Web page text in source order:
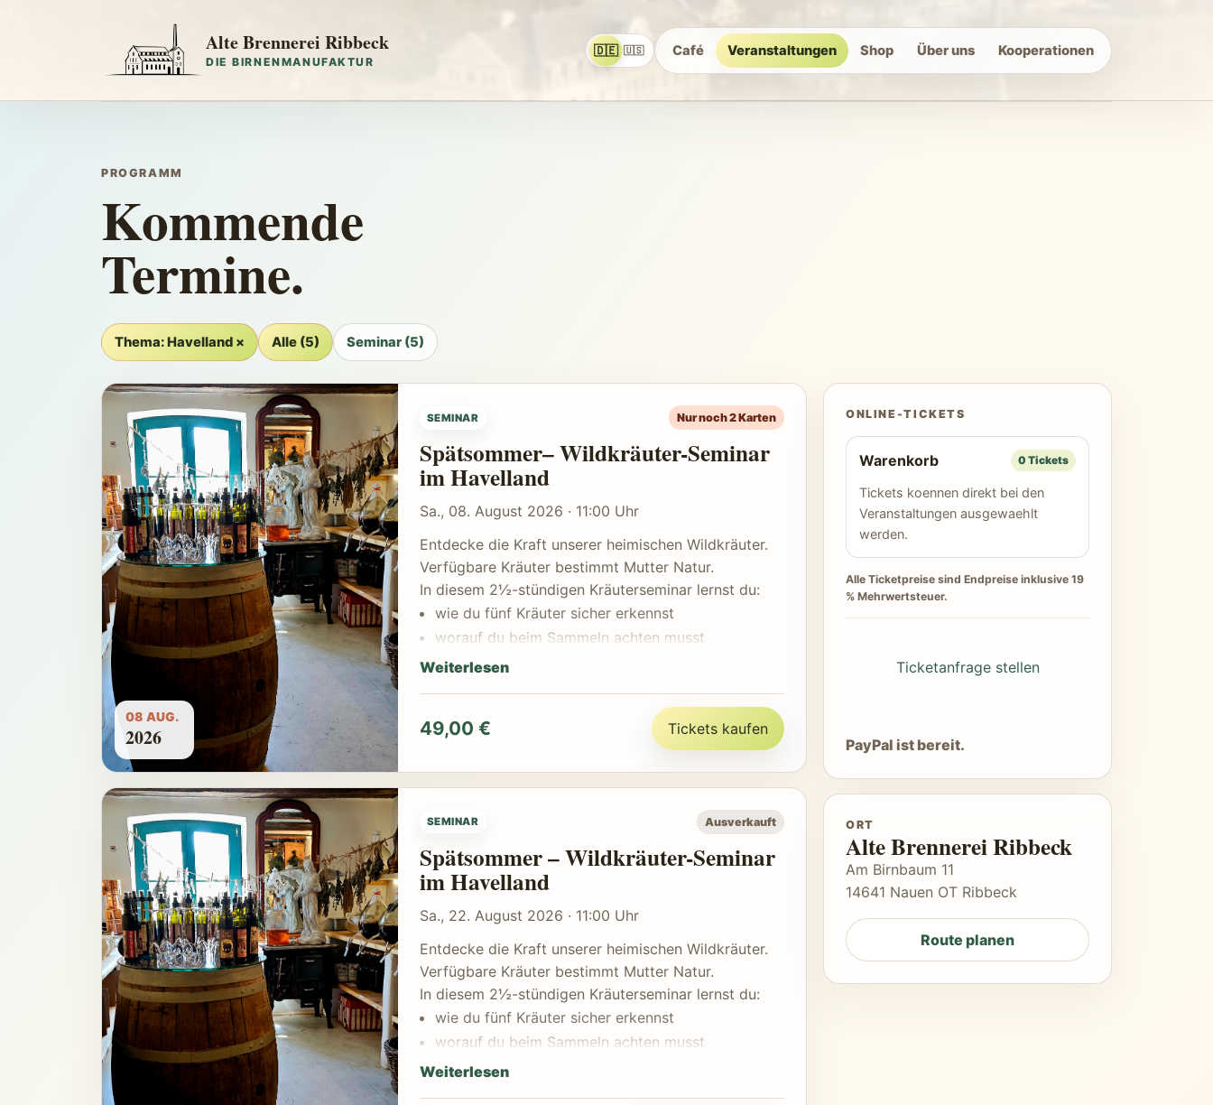
Alte Brennerei Ribbeck
DIE BIRNENMANUFAKTUR
🇩🇪 🇺🇸 Café Veranstaltungen Shop Über uns Kooperationen
PROGRAMM
Kommende
Termine.
Thema: Havelland × Alle (5) Seminar (5)
08 AUG.
2026
SEMINAR Nur noch 2 Karten
Spätsommer– Wildkräuter-Seminar
im Havelland
Sa., 08. August 2026 · 11:00 Uhr
Entdecke die Kraft unserer heimischen Wildkräuter.
Verfügbare Kräuter bestimmt Mutter Natur.
In diesem 2½-stündigen Kräuterseminar lernst du:
wie du fünf Kräuter sicher erkennst
worauf du beim Sammeln achten musst
welche Teile essbar und heilkräftig sind
Tinktur oder Pesto
Alle benötigten Materialien (Gläser, Flaschen,
Etiketten...) werden gestellt.
Das Besondere:
die selbst gesammelten Kräuter eigenständig unter
Anleitung – und nimmt alle hergestellten Produkte
mit nach Hause.
Naturwissen, Handarbeit und Genuss.
Weiterlesen
49,00 € Tickets kaufen
SEMINAR Ausverkauft
Spätsommer – Wildkräuter-Seminar
im Havelland
Sa., 22. August 2026 · 11:00 Uhr
Entdecke die Kraft unserer heimischen Wildkräuter.
Verfügbare Kräuter bestimmt Mutter Natur.
In diesem 2½-stündigen Kräuterseminar lernst du:
wie du fünf Kräuter sicher erkennst
worauf du beim Sammeln achten musst
welche Teile essbar und heilkräftig sind
Weiterlesen
ONLINE-TICKETS
Warenkorb 0 Tickets
Tickets koennen direkt bei den
Veranstaltungen ausgewaehlt
werden.
Alle Ticketpreise sind Endpreise inklusive 19
% Mehrwertsteuer.
Ticketanfrage stellen
PayPal ist bereit.
ORT
Alte Brennerei Ribbeck
Am Birnbaum 11
14641 Nauen OT Ribbeck
Route planen